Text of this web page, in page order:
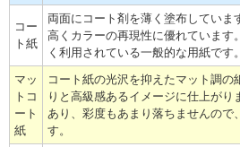
コー
ト紙
両面にコート剤を薄く塗布していま
高くカラーの再現性に優れています
く利用されている一般的な用紙です。
マッ
トコ
ート
紙
コート紙の光沢を抑えたマット調の
りと高級感あるイメージに仕上がり
あり、彩度もあまり落ちませんので
す。